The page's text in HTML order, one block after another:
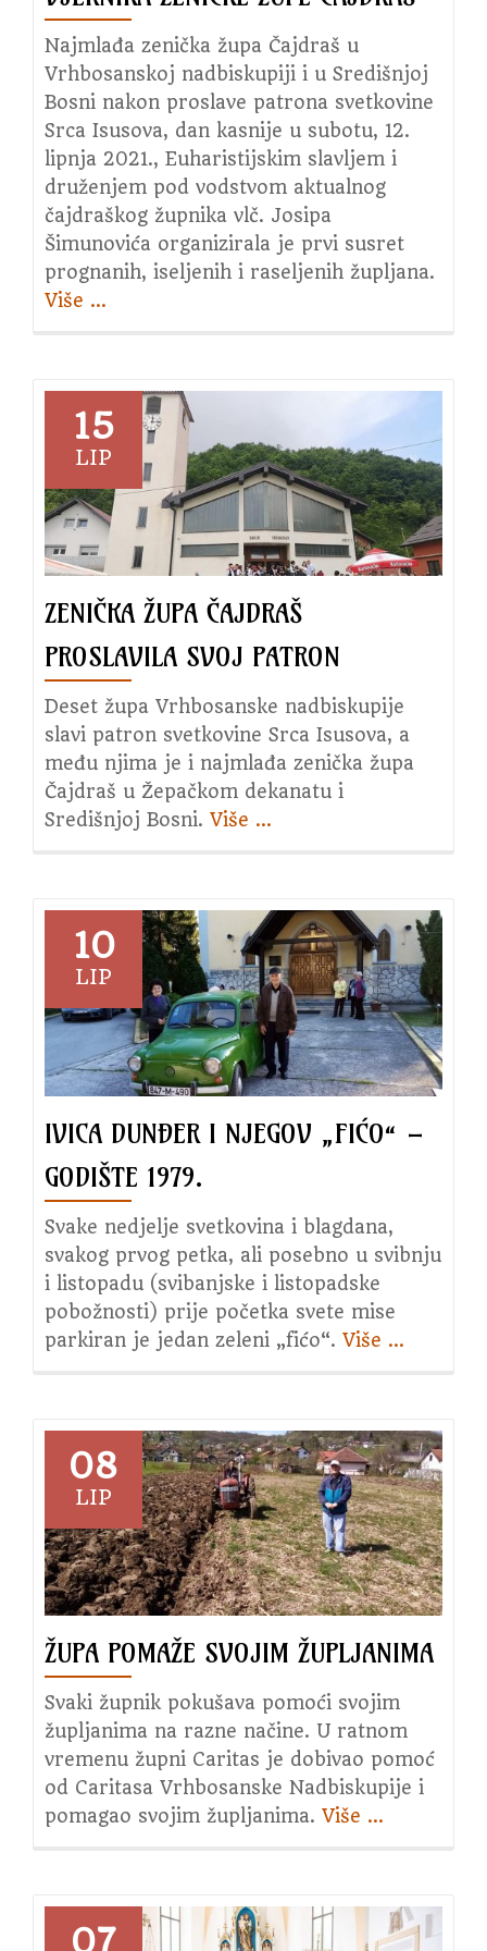
Najmlađa zenička župa Čajdraš u
Vrhbosanskoj nadbiskupiji i u Središnjoj
Bosni nakon proslave patrona svetkovine
Srca Isusova, dan kasnije u subotu, 12.
lipnja 2021., Euharistijskim slavljem i
druženjem pod vodstvom aktualnog
čajdraškog župnika vlč. Josipa
Šimunovića organizirala je prvi susret
prognanih, iseljenih i raseljenih župljana.
Više about
vjernika
zeničke
župe
Čajdraš
…
15
LIP
ZENIČKA ŽUPA ČAJDRAŠ
PROSLAVILA SVOJ PATRON
Deset župa Vrhbosanske nadbiskupije
slavi patron svetkovine Srca Isusova, a
među njima je i najmlađa zenička župa
Čajdraš u Žepačkom dekanatu i
Središnjoj Bosni. Više about
Čajdraš
proslavila
svoj
patron
…
10
LIP
IVICA DUNĐER I NJEGOV „FIĆO“ –
GODIŠTE 1979.
Svake nedjelje svetkovina i blagdana,
svakog prvog petka, ali posebno u svibnju
i listopadu (svibanjske i listopadske
pobožnosti) prije početka svete mise
parkiran je jedan zeleni „fićo“. Više about
njegov
„fićo“
–
godište
1979.
…
08
LIP
ŽUPA POMAŽE SVOJIM ŽUPLJANIMA
Svaki župnik pokušava pomoći svojim
župljanima na razne načine. U ratnom
vremenu župni Caritas je dobivao pomoć
od Caritasa Vrhbosanske Nadbiskupije i
pomagao svojim župljanima. Više about
svojim
župljanima
…
07